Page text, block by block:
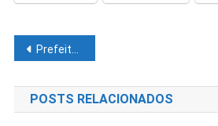
Navegação
de
Post
Prefeitura de Juazeiro abre inscrições para atividades esportivas
POSTS RELACIONADOS